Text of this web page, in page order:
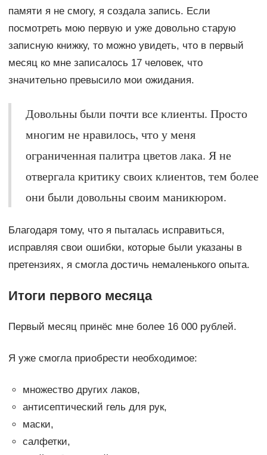
памяти я не смогу, я создала запись. Если
посмотреть мою первую и уже довольно старую
записную книжку, то можно увидеть, что в первый
месяц ко мне записалось 17 человек, что
значительно превысило мои ожидания.
Довольны были почти все клиенты. Просто
многим не нравилось, что у меня
ограниченная палитра цветов лака. Я не
отвергала критику своих клиентов, тем более
они были довольны своим маникюром.
Благодаря тому, что я пыталась исправиться,
исправляя свои ошибки, которые были указаны в
претензиях, я смогла достичь немаленького опыта.
Итоги первого месяца
Первый месяц принёс мне более 16 000 рублей.
Я уже смогла приобрести необходимое:
множество других лаков,
антисептический гель для рук,
маски,
салфетки,